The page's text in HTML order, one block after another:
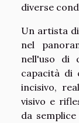
diverse
Un artista
nel
nell'uso di
capacità di
incisivo,
visivo e
da